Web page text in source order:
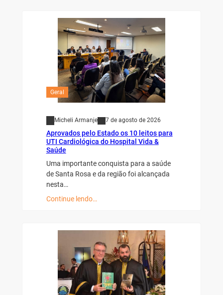
Geral
Micheli Armanje 7 de agosto de 2026
Aprovados pelo Estado os 10 leitos para
UTI Cardiológica do Hospital Vida &
Saúde
Uma importante conquista para a saúde
de Santa Rosa e da região foi alcançada
nesta…
Continue lendo…